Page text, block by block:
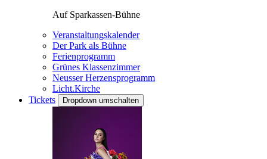
Auf Sparkassen-Bühne
Veranstaltungskalender
Der Park als Bühne
Ferienprogramm
Grünes Klassenzimmer
Neusser Herzensprogramm
Licht.Kirche
Tickets
Dropdown umschalten